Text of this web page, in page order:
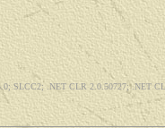
SLCC2; .NET CLR 2.0.50727; .NET